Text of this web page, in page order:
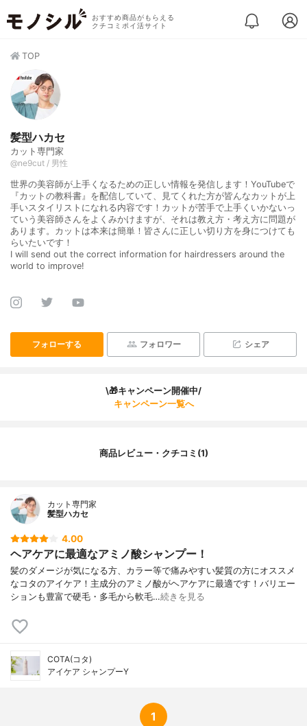
おすすめ商品がもらえる
クチコミポイ活サイト
TOP
髪型ハカセ
カット専門家
@ne9cut / 男性
世界の美容師が上手くなるための正しい情報を発信します！YouTubeで
『カットの教科書』を配信していて、見てくれた方が皆んなカットが上
手いスタイリストになれる内容です！カットが苦手で上手くいかないっ
ていう美容師さんをよくみかけますが、それは教え方・考え方に問題が
あります。カットは本来は簡単！皆さんに正しい切り方を身につけても
らいたいです！
I will send out the correct information for hairdressers around the
world to improve!
フォローする フォロワー シェア
\🎁キャンペーン開催中/
キャンペーン一覧へ
商品レビュー・クチコミ(1)
カット専門家
髪型ハカセ
4.00
ヘアケアに最適なアミノ酸シャンプー！
髪のダメージが気になる方、カラー等で痛みやすい髪質の方にオススメ
なコタのアイケア！主成分のアミノ酸がヘアケアに最適です！バリエー
ションも豊富で硬毛・多毛から軟毛…続きを見る
COTA(コタ)
アイケア シャンプーY
1